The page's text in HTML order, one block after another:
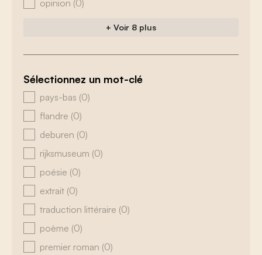
opinion (0)
+ Voir 8 plus
Sélectionnez un mot-clé
zoeken - tags
pays-bas (0)
flandre (0)
deburen (0)
rijksmuseum (0)
poésie (0)
extrait (0)
traduction littéraire (0)
poème (0)
premier roman (0)